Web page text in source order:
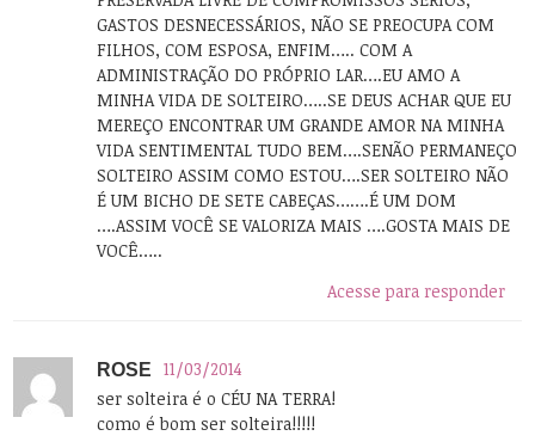
GASTOS DESNECESSÁRIOS, NÃO SE PREOCUPA COM
FILHOS, COM ESPOSA, ENFIM….. COM A
ADMINISTRAÇÃO DO PRÓPRIO LAR….EU AMO A
MINHA VIDA DE SOLTEIRO…..SE DEUS ACHAR QUE EU
MEREÇO ENCONTRAR UM GRANDE AMOR NA MINHA
VIDA SENTIMENTAL TUDO BEM….SENÃO PERMANEÇO
SOLTEIRO ASSIM COMO ESTOU….SER SOLTEIRO NÃO
É UM BICHO DE SETE CABEÇAS…….É UM DOM
….ASSIM VOCÊ SE VALORIZA MAIS ….GOSTA MAIS DE
VOCÊ…..
Acesse para responder
ROSE
11/03/2014
ser solteira é o CÉU NA TERRA!
como é bom ser solteira!!!!!